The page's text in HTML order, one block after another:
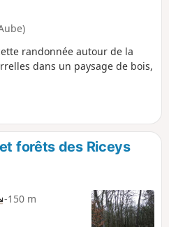
randonnée autour de la
dans un paysage de bois,
forêts des Riceys
-150 m